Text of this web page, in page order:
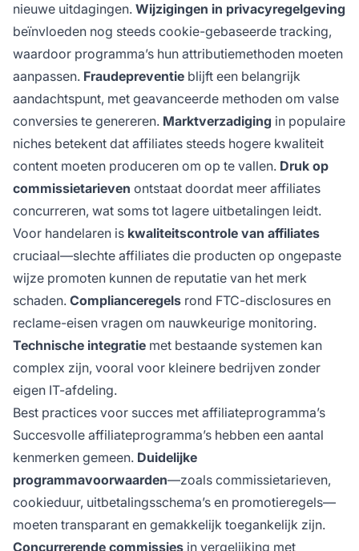
nieuwe uitdagingen. Wijzigingen in privacyregelgeving
beïnvloeden nog steeds cookie-gebaseerde tracking,
waardoor programma’s hun attributiemethoden moeten
aanpassen. Fraudepreventie blijft een belangrijk
aandachtspunt, met geavanceerde methoden om valse
conversies te genereren. Marktverzadiging in populaire
niches betekent dat affiliates steeds hogere kwaliteit
content moeten produceren om op te vallen. Druk op
commissietarieven ontstaat doordat meer affiliates
concurreren, wat soms tot lagere uitbetalingen leidt.
Voor handelaren is kwaliteitscontrole van affiliates
cruciaal—slechte affiliates die producten op ongepaste
wijze promoten kunnen de reputatie van het merk
schaden. Complianceregels rond FTC-disclosures en
reclame-eisen vragen om nauwkeurige monitoring.
Technische integratie met bestaande systemen kan
complex zijn, vooral voor kleinere bedrijven zonder
eigen IT-afdeling.
Best practices voor succes met affiliateprogramma’s
Succesvolle affiliateprogramma’s hebben een aantal
kenmerken gemeen. Duidelijke
programmavoorwaarden—zoals commissietarieven,
cookieduur, uitbetalingsschema’s en promotieregels—
moeten transparant en gemakkelijk toegankelijk zijn.
Concurrerende commissies in vergelijking met